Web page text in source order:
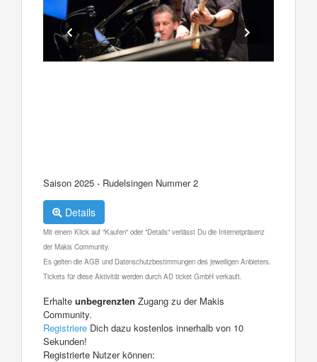
Saison 2025 - Rudelsingen Nummer 2
Details
Mit einem Klick auf "Kaufen" oder "Details" verlässt Du die Internetpräsenz
der Makis Community.
Es gelten die AGB und Datenschutzbestimmungen des jeweiligen Anbieters.
Tickets für diese Aktivität werden durch AD ticket GmbH verkauft.
Erhalte unbegrenzten Zugang zu der Makis
Community.
Registriere Dich dazu kostenlos innerhalb von 10
Sekunden!
Registrierte Nutzer können: